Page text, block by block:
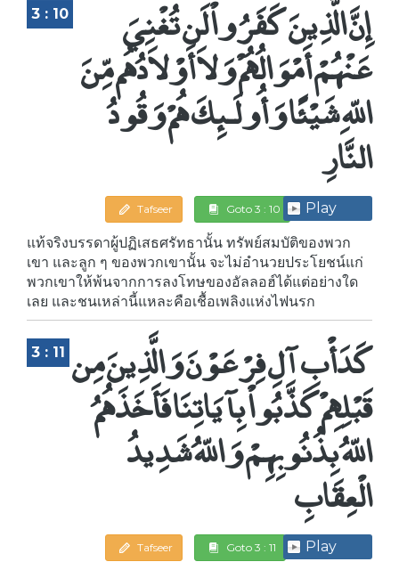
3 : 10 إِنَّ الَّذِينَ كَفَرُواْ لَن تُغْنِيَ
عَنْهُمْ أَمْوَالُهُمْ وَلاَ أَوْلاَدُهُم مِّنَ
اللّهِ شَيْئًا وَأُولَـئِكَ هُمْ وَقُودُ
النَّارِ
Tafseer Goto 3 : 10 Play
แท้จริงบรรดาผู้ปฏิเสธศรัทธานั้น ทรัพย์สมบัติของพวก
เขา และลูก ๆ ของพวกเขานั้น จะไม่อำนวยประโยชน์แก่
พวกเขาให้พ้นจากการลงโทษของอัลลอฮ์ได้แต่อย่างใด
เลย และชนเหล่านี้แหละคือเชื้อเพลิงแห่งไฟนรก
3 : 11 كَدَأْبِ آلِ فِرْعَوْنَ وَالَّذِينَ مِن
قَبْلِهِمْ كَذَّبُواْ بِآيَاتِنَا فَأَخَذَهُمُ
اللّهُ بِذُنُوبِهِمْ وَاللّهُ شَدِيدُ
الْعِقَابِ
Tafseer Goto 3 : 11 Play